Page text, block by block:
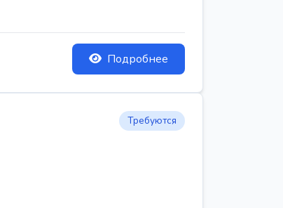
Подробнее
Требуются